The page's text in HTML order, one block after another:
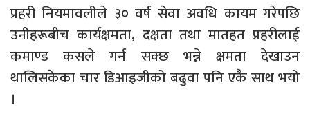
प्रहरी नियमावलीले ३० वर्ष सेवा अवधि कायम गरेपछि
उनीहरूबीच कार्यक्षमता, दक्षता तथा मातहत प्रहरीलाई
कमाण्ड कसले गर्न सक्छ भन्ने क्षमता देखाउन
थालिसकेका चार डिआइजीको बढुवा पनि एकै साथ भयो
।